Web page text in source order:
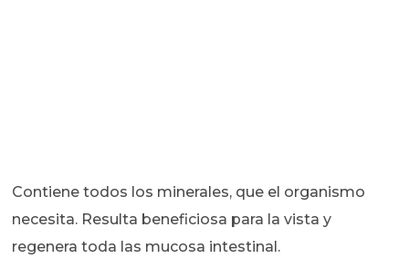
Contiene todos los minerales, que el organismo
necesita. Resulta beneficiosa para la vista y
regenera toda las mucosa intestinal.